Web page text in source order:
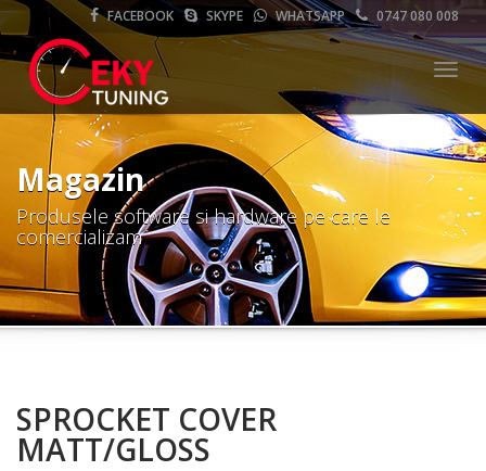
FACEBOOK SKYPE WHATSAPP 0747 080 008
Magazin
Produsele software si hardware pe care le
comercializam
SPROCKET COVER
MATT/GLOSS